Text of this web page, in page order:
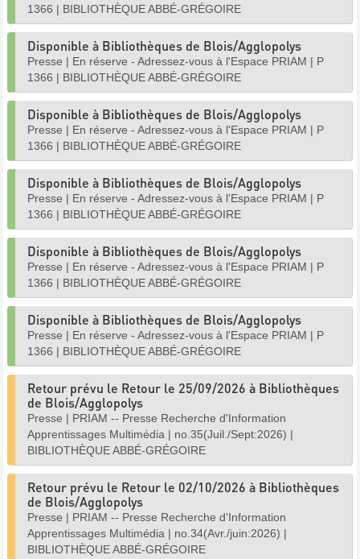
1366 | BIBLIOTHÈQUE ABBÉ-GRÉGOIRE
Disponible à Bibliothèques de Blois/Agglopolys
Presse | En réserve - Adressez-vous à l'Espace PRIAM | P
1366 | BIBLIOTHÈQUE ABBÉ-GRÉGOIRE
Disponible à Bibliothèques de Blois/Agglopolys
Presse | En réserve - Adressez-vous à l'Espace PRIAM | P
1366 | BIBLIOTHÈQUE ABBÉ-GRÉGOIRE
Disponible à Bibliothèques de Blois/Agglopolys
Presse | En réserve - Adressez-vous à l'Espace PRIAM | P
1366 | BIBLIOTHÈQUE ABBÉ-GRÉGOIRE
Disponible à Bibliothèques de Blois/Agglopolys
Presse | En réserve - Adressez-vous à l'Espace PRIAM | P
1366 | BIBLIOTHÈQUE ABBÉ-GRÉGOIRE
Disponible à Bibliothèques de Blois/Agglopolys
Presse | En réserve - Adressez-vous à l'Espace PRIAM | P
1366 | BIBLIOTHÈQUE ABBÉ-GRÉGOIRE
Retour prévu le Retour le 25/09/2026 à Bibliothèques
de Blois/Agglopolys
Presse | PRIAM -- Presse Recherche d'Information
Apprentissages Multimédia | no.35(Juil./Sept:2026) |
BIBLIOTHÈQUE ABBÉ-GRÉGOIRE
Retour prévu le Retour le 02/10/2026 à Bibliothèques
de Blois/Agglopolys
Presse | PRIAM -- Presse Recherche d'Information
Apprentissages Multimédia | no.34(Avr./juin:2026) |
BIBLIOTHÈQUE ABBÉ-GRÉGOIRE